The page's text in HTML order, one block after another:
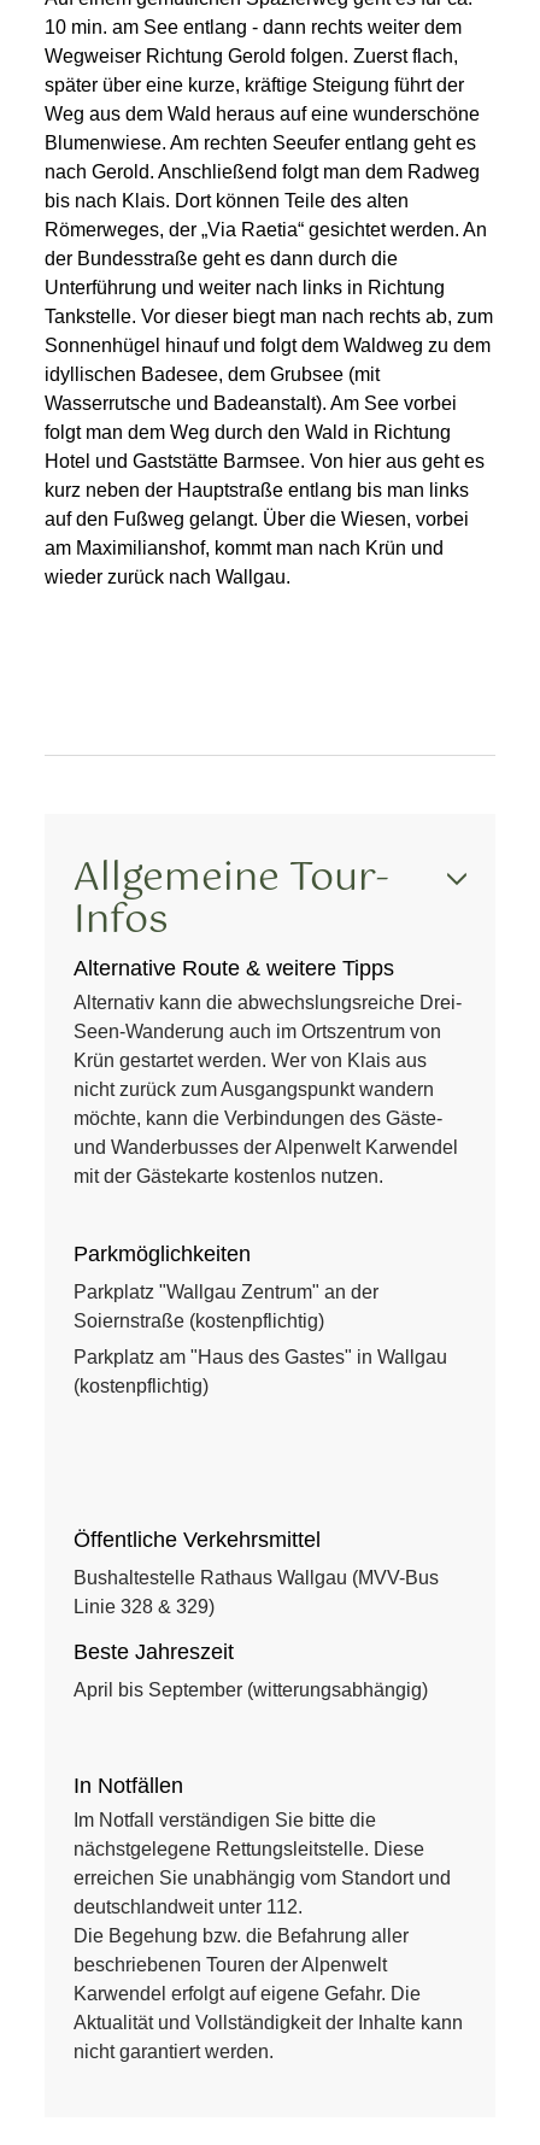
10 min. am See entlang - dann rechts weiter dem
Wegweiser Richtung Gerold folgen. Zuerst flach,
später über eine kurze, kräftige Steigung führt der
Weg aus dem Wald heraus auf eine wunderschöne
Blumenwiese. Am rechten Seeufer entlang geht es
nach Gerold. Anschließend folgt man dem Radweg
bis nach Klais. Dort können Teile des alten
Römerweges, der „Via Raetia“ gesichtet werden. An
der Bundesstraße geht es dann durch die
Unterführung und weiter nach links in Richtung
Tankstelle. Vor dieser biegt man nach rechts ab, zum
Sonnenhügel hinauf und folgt dem Waldweg zu dem
idyllischen Badesee, dem Grubsee (mit
Wasserrutsche und Badeanstalt). Am See vorbei
folgt man dem Weg durch den Wald in Richtung
Hotel und Gaststätte Barmsee. Von hier aus geht es
kurz neben der Hauptstraße entlang bis man links
auf den Fußweg gelangt. Über die Wiesen, vorbei
am Maximilianshof, kommt man nach Krün und
wieder zurück nach Wallgau.
Allgemeine Tour-
Infos
Alternative Route & weitere Tipps
Alternativ kann die abwechslungsreiche Drei-
Seen-Wanderung auch im Ortszentrum von
Krün gestartet werden. Wer von Klais aus
nicht zurück zum Ausgangspunkt wandern
möchte, kann die Verbindungen des Gäste-
und Wanderbusses der Alpenwelt Karwendel
mit der Gästekarte kostenlos nutzen.
Parkmöglichkeiten
Parkplatz "Wallgau Zentrum" an der
Soiernstraße (kostenpflichtig)
Parkplatz am "Haus des Gastes" in Wallgau
(kostenpflichtig)
Öffentliche Verkehrsmittel
Bushaltestelle Rathaus Wallgau (MVV-Bus
Linie 328 & 329)
Beste Jahreszeit
April bis September (witterungsabhängig)
In Notfällen
Im Notfall verständigen Sie bitte die
nächstgelegene Rettungsleitstelle. Diese
erreichen Sie unabhängig vom Standort und
deutschlandweit unter 112.
Die Begehung bzw. die Befahrung aller
beschriebenen Touren der Alpenwelt
Karwendel erfolgt auf eigene Gefahr. Die
Aktualität und Vollständigkeit der Inhalte kann
nicht garantiert werden.